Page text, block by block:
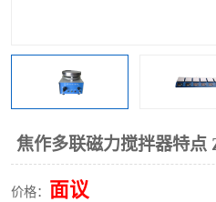
焦作多联磁力搅拌器特点
价格： 面议